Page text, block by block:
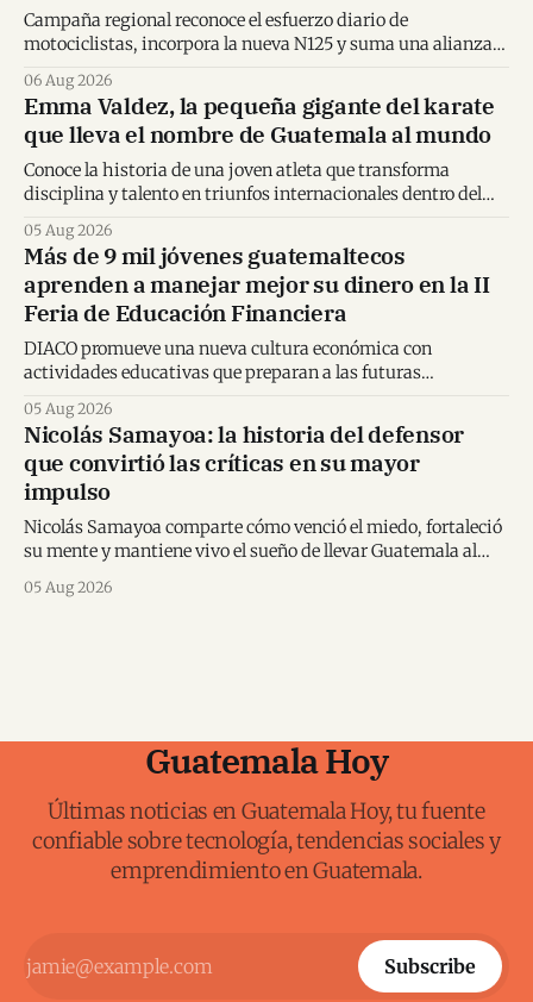
Campaña regional reconoce el esfuerzo diario de
motociclistas, incorpora la nueva N125 y suma una alianza
06 Aug 2026
Emma Valdez, la pequeña gigante del karate
que lleva el nombre de Guatemala al mundo
Conoce la historia de una joven atleta que transforma
disciplina y talento en triunfos internacionales dentro del
05 Aug 2026
Más de 9 mil jóvenes guatemaltecos
aprenden a manejar mejor su dinero en la II
Feria de Educación Financiera
DIACO promueve una nueva cultura económica con
actividades educativas que preparan a las futuras
05 Aug 2026
Nicolás Samayoa: la historia del defensor
que convirtió las críticas en su mayor
impulso
Nicolás Samayoa comparte cómo venció el miedo, fortaleció
su mente y mantiene vivo el sueño de llevar Guatemala al
05 Aug 2026
Guatemala Hoy
Últimas noticias en Guatemala Hoy, tu fuente
confiable sobre tecnología, tendencias sociales y
emprendimiento en Guatemala.
Subscribe